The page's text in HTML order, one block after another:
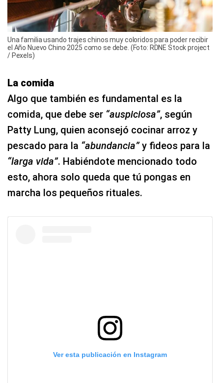
Una familia usando trajes chinos muy coloridos para poder recibir
el Año Nuevo Chino 2025 como se debe. (Foto: RDNE Stock project
/ Pexels)
La comida
Algo que también es fundamental es la
comida, que debe ser “auspiciosa”, según
Patty Lung, quien aconsejó cocinar arroz y
pescado para la “abundancia”y fideos para la
“larga vida”. Habiéndote mencionado todo
esto, ahora solo queda que tú pongas en
marcha los pequeños rituales.
Ver esta publicación en Instagram